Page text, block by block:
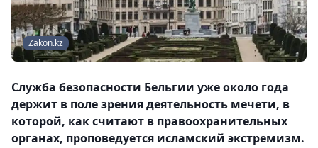
Zakon.kz
Служба безопасности Бельгии уже около года
держит в поле зрения деятельность мечети, в
которой, как считают в правоохранительных
органах, проповедуется исламский экстремизм.